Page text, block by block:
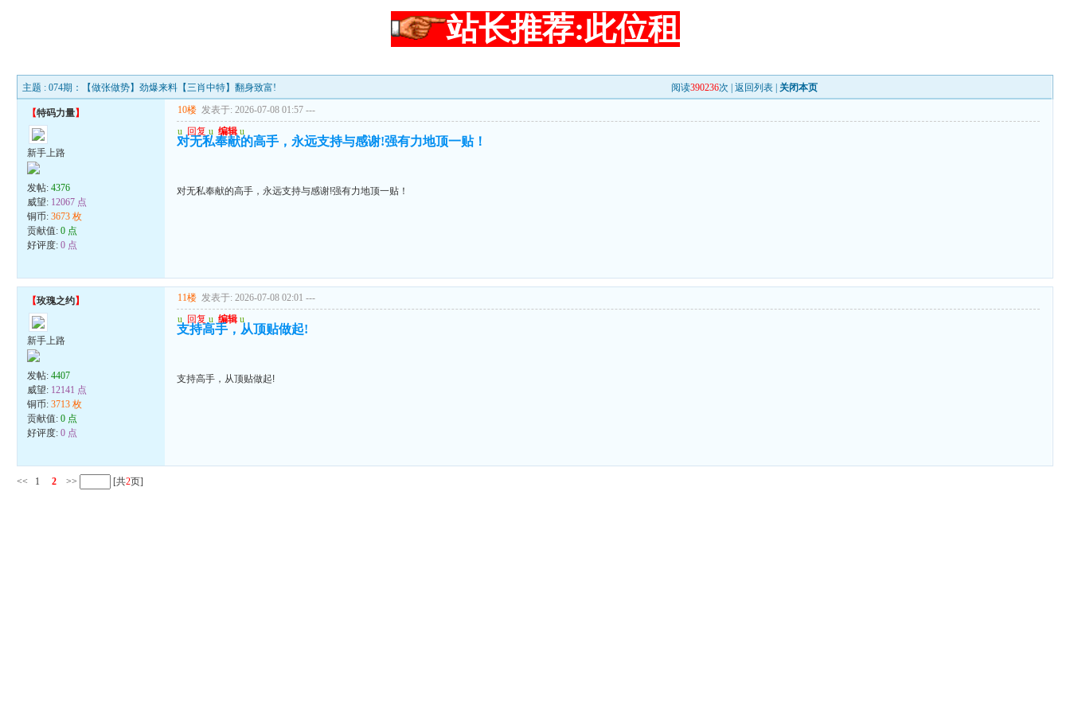
站长推荐:此位租
主题 : 074期：【做张做势】劲爆来料【三肖中特】翻身致富! 阅读390236次 |返回列表 关闭本页
【特码力量】
新手上路
发帖:4376
威望: 12067 点
铜币:3673 枚
贡献值:0 点
好评度:0 点
10楼 发表于: 2026-07-08 01:57 ---
u 回复 u 编辑 u
对无私奉献的高手，永远支持与感谢!强有力地顶一贴！
对无私奉献的高手，永远支持与感谢!强有力地顶一贴！
【玫瑰之约】
新手上路
发帖:4407
威望: 12141 点
铜币:3713 枚
贡献值:0 点
好评度:0 点
11楼 发表于: 2026-07-08 02:01 ---
u 回复 u 编辑 u
支持高手，从顶贴做起!
支持高手，从顶贴做起!
<< 1 2 >> [共2页]